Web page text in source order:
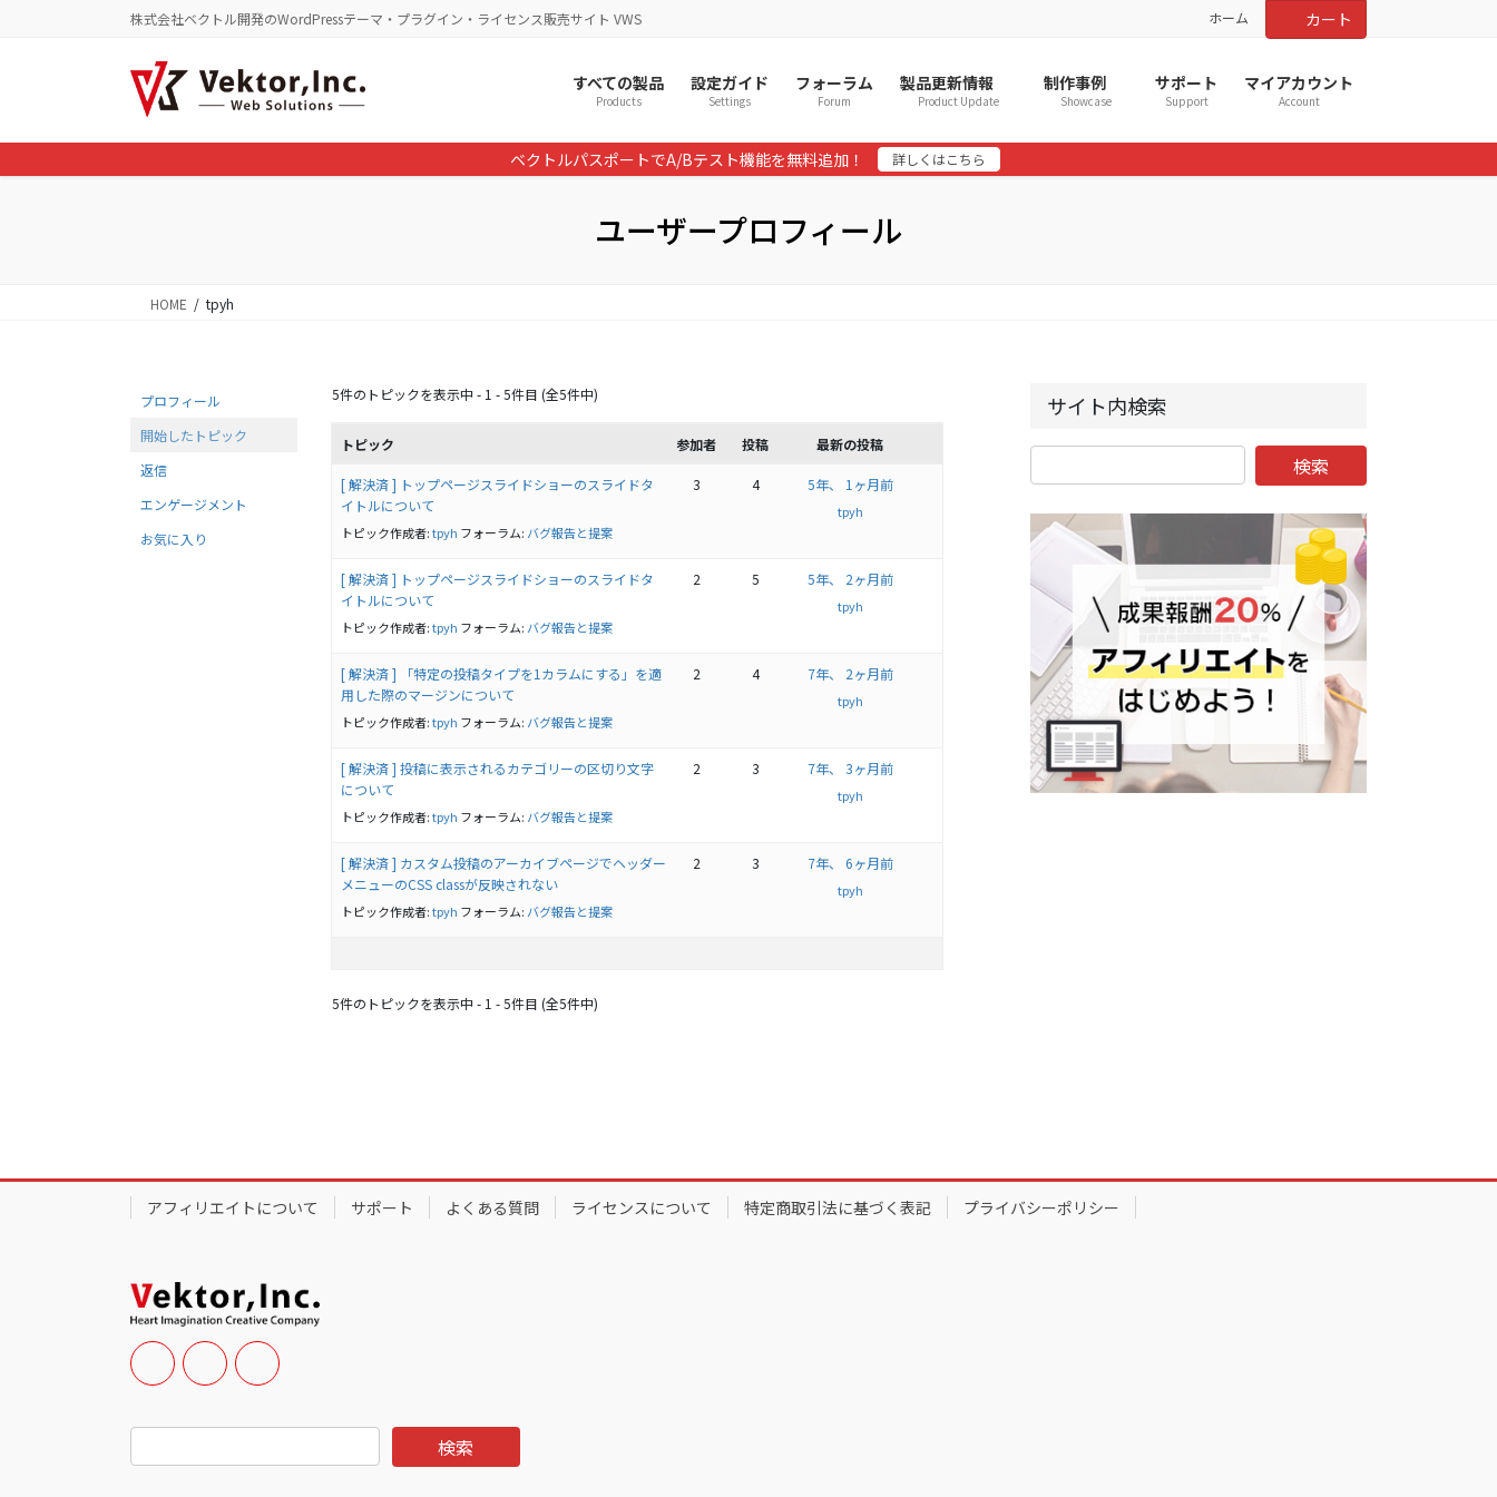
に
移
ョ
ン
株式会社ベクトル開発のWordPressテーマ・プラグイン・ライセンス販売サイト VWS ホーム カート
すべての製品
Products
設定ガイド
Settings
フォーラム
Forum
製品更新情報
Product Update
制作事例
Showcase
サポート
Support
マイアカウント
Account
ベクトルパスポートでA/Bテスト機能を無料追加！ 詳しくはこちら
ユーザープロフィール
HOME tpyh
プロフィール
開始したトピック
返信
エンゲージメント
お気に入り
5件のトピックを表示中 - 1 - 5件目 (全5件中)
トピック 参加者 投稿 最新の投稿
[ 解決済 ] トップページスライドショーのスライドタ
イトルについて
トピック作成者:tpyh フォーラム: バグ報告と提案
3 4 5年、 1ヶ月前
tpyh
[ 解決済 ] トップページスライドショーのスライドタ
イトルについて
トピック作成者:tpyh フォーラム: バグ報告と提案
2 5 5年、 2ヶ月前
tpyh
[ 解決済 ] 「特定の投稿タイプを1カラムにする」を適
用した際のマージンについて
トピック作成者:tpyh フォーラム: バグ報告と提案
2 4 7年、 2ヶ月前
tpyh
[ 解決済 ] 投稿に表示されるカテゴリーの区切り文字
について
トピック作成者:tpyh フォーラム: バグ報告と提案
2 3 7年、 3ヶ月前
tpyh
[ 解決済 ] カスタム投稿のアーカイブページでヘッダー
メニューのCSS classが反映されない
トピック作成者:tpyh フォーラム: バグ報告と提案
2 3 7年、 6ヶ月前
tpyh
5件のトピックを表示中 - 1 - 5件目 (全5件中)
サイト内検索
アフィリエイトについて サポート よくある質問 ライセンスについて 特定商取引法に基づく表記 プライバシーポリシー